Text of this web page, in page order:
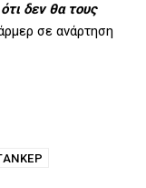
δεν θα τους
σε ανάρτηση